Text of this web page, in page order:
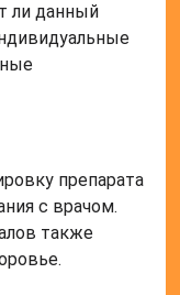
ли данный
препарата
с врачом.
также